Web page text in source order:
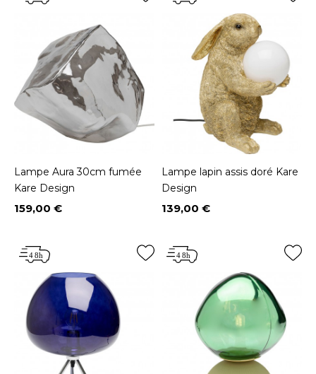
Lampe Aura 30cm fumée
Kare Design
Prix
159,00 €
Lampe lapin assis doré Kare
Design
Prix
139,00 €